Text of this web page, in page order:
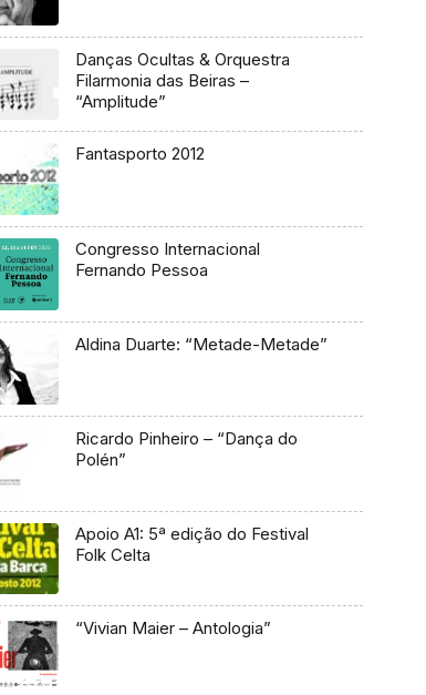
Danças Ocultas & Orquestra
Filarmonia das Beiras –
“Amplitude”
Fantasporto 2012
Congresso Internacional
Fernando Pessoa
Aldina Duarte: “Metade-Metade”
Ricardo Pinheiro – “Dança do
Polén”
Apoio A1: 5ª edição do Festival
Folk Celta
“Vivian Maier – Antologia”